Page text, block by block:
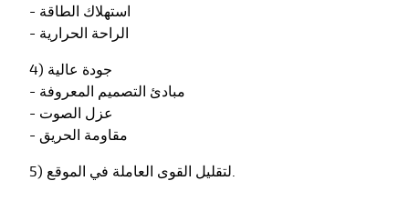
- استهلاك الطاقة
- الراحة الحرارية
4) جودة عالية
- مبادئ التصميم المعروفة
- عزل الصوت
- مقاومة الحريق
5) لتقليل القوى العاملة في الموقع.